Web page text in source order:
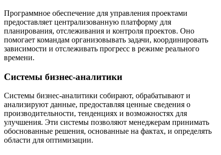
Программное обеспечение для управления проектами
предоставляет централизованную платформу для
планирования, отслеживания и контроля проектов. Оно
помогает командам организовывать задачи, координировать
зависимости и отслеживать прогресс в режиме реального
времени.
Системы бизнес-аналитики
Системы бизнес-аналитики собирают, обрабатывают и
анализируют данные, предоставляя ценные сведения о
производительности, тенденциях и возможностях для
улучшения. Эти системы позволяют менеджерам принимать
обоснованные решения, основанные на фактах, и определять
области для оптимизации.